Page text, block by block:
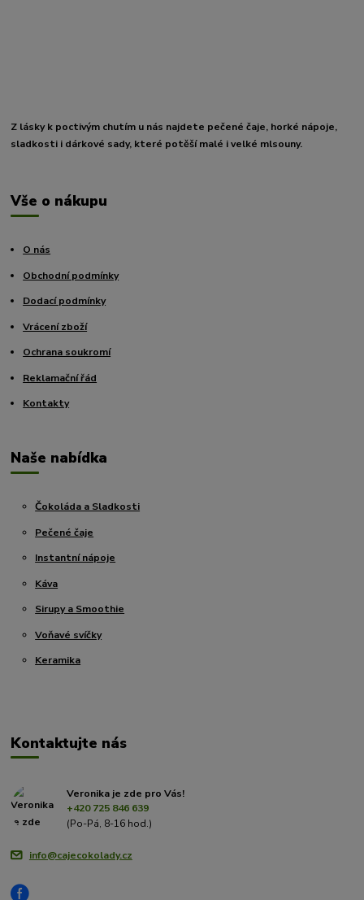
Z lásky k poctivým chutím u nás najdete pečené čaje, horké nápoje,
sladkosti i dárkové sady, které potěší malé i velké mlsouny.
Vše o nákupu
O nás
Obchodní podmínky
Dodací podmínky
Vrácení zboží
Ochrana soukromí
Reklamační řád
Kontakty
Naše nabídka
Čokoláda a Sladkosti
Pečené čaje
Instantní nápoje
Káva
Sirupy a Smoothie
Voňavé svíčky
Keramika
Kontaktujte nás
Veronika je zde pro Vás!
+420 725 846 639
(Po-Pá, 8-16 hod.)
info@cajecokolady.cz